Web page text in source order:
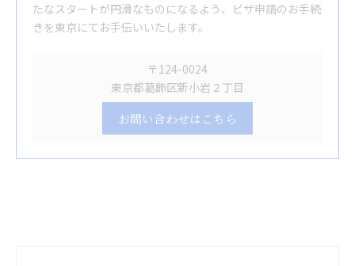
たなスタートが円滑なものになるよう、ビザ申請のお手続
きを東京にてお手伝いいたします。
〒124-0024
東京都葛飾区新小岩２丁目
お問い合わせはこちら